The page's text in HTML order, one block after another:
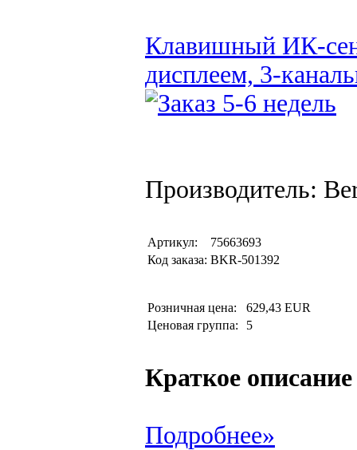
Клавишный ИК-
дисплеем, 3-
Производитель:
Артикул:
75663693
Код заказа: BKR-501392
Розничная цена:
629,43 EUR
Ценовая группа:
5
Краткое описание
Подробнее»